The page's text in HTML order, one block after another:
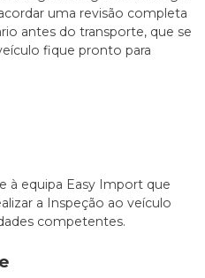
uma revisão completa
antes do transporte, que se
fique pronto para
à equipa Easy Import que
a Inspeção ao veículo
competentes.